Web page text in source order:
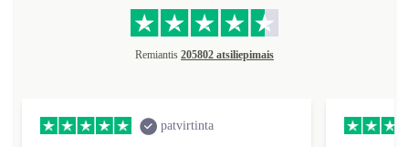
Remiantis 205802 atsiliepimais
patvirtinta